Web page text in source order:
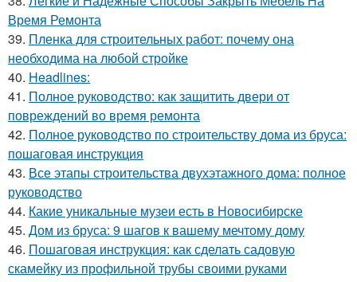
Время Ремонта
39. Пленка для строительных работ: почему она
необходима на любой стройке
40. Headlines:
41. Полное руководство: как защитить двери от
повреждений во время ремонта
42. Полное руководство по строительству дома из бруса:
пошаговая инструкция
43. Все этапы строительства двухэтажного дома: полное
руководство
44. Какие уникальные музеи есть в Новосибирске
45. Дом из бруса: 9 шагов к вашему мечтому дому
46. Пошаговая инструкция: как сделать садовую
скамейку из профильной трубы своими руками